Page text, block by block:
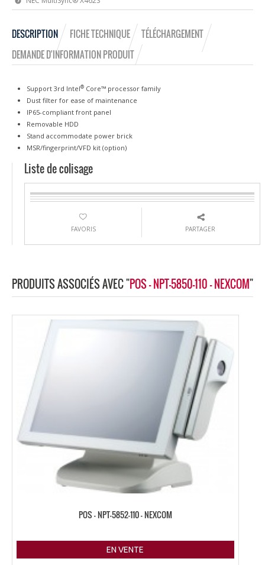
DESCRIPTION FICHE TECHNIQUE
TÉLÉCHARGEMENT
DEMANDE D'INFORMATION PRODUIT
Support 3rd Intel® Core™ processor family
Dust filter for ease of maintenance
IP65-compliant front panel
Removable HDD
Stand accommodate power brick
MSR/fingerprint/VFD kit (option)
Liste de colisage
FAVORIS PARTAGER
PRODUITS ASSOCIÉS AVEC "POS - NPT-5850-110 - NEXCOM"
POS – NPT-5852-110 – NEXCOM
EN VENTE